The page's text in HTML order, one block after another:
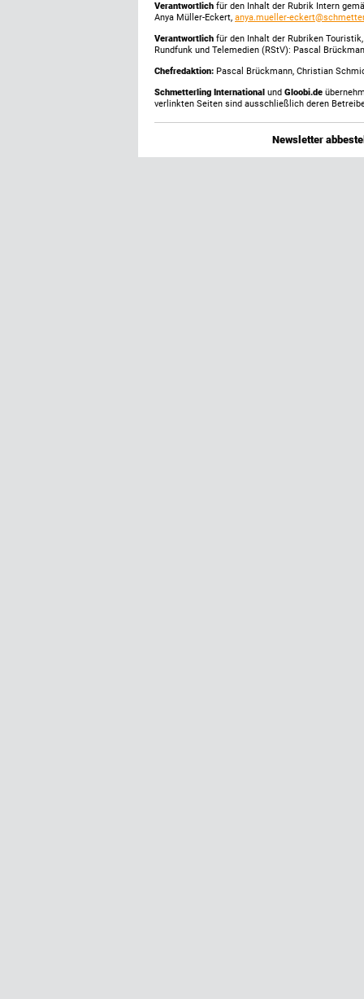
Verantwortlich für den Inhalt der Rubrik Intern
Anya Müller-Eckert, anya.mueller-
Verantwortlich für den Inhalt der Rubriken
Rundfunk und Telemedien (RStV): Pascal
Chefredaktion: Pascal Brückmann, Christian
Schmetterling International und Gloobi.de
verlinkten Seiten sind ausschließlich deren
Newsletter